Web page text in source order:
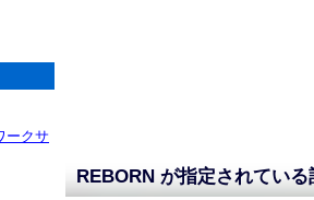
REBORN が指定されている
ークサ